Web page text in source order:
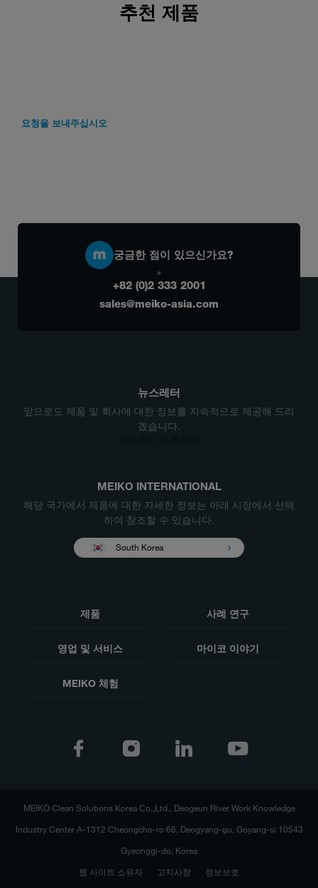
추천 제품
요청을 보내주십시오
궁금한 점이 있으신가요?
+82 (0)2 333 2001
sales@meiko-asia.com
뉴스레터
앞으로도 제품 및 회사에 대한 정보를 지속적으로 제공해 드리
겠습니다.
MEIKO INTERNATIONAL
해당 국가에서 제품에 대한 자세한 정보는 아래 시장에서 선택
하여 참조할 수 있습니다.
South Korea
제품 사례 연구
영업 및 서비스 마이코 이야기
MEIKO 체험
MEIKO Clean Solutions Korea Co.,Ltd., Deogeun River Work Knowledge
Industry Center A-1312 Cheongcho-ro 66, Deogyang-gu, Goyang-si 10543
Gyeonggi-do, Korea
웹 사이트 소유자
고지사항 정보보호